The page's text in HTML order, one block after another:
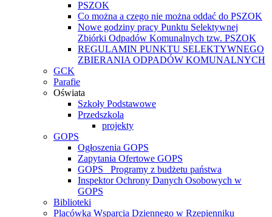
PSZOK
Co można a czego nie można oddać do PSZOK
Nowe godziny pracy Punktu Selektywnej
Zbiórki Odpadów Komunalnych tzw. PSZOK
REGULAMIN PUNKTU SELEKTYWNEGO
ZBIERANIA ODPADÓW KOMUNALNYCH
GCK
Parafie
Oświata
Szkoły Podstawowe
Przedszkola
projekty
GOPS
Ogłoszenia GOPS
Zapytania Ofertowe GOPS
GOPS_ Programy z budżetu państwa
Inspektor Ochrony Danych Osobowych w
GOPS
Biblioteki
Placówka Wsparcia Dziennego w Rzepienniku